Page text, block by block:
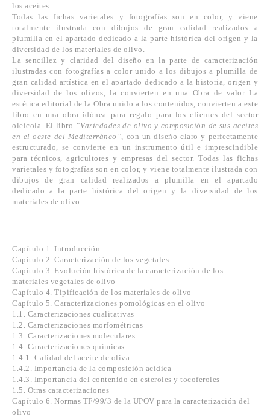
los aceites.
Todas las fichas varietales y fotografías son en color, y viene
totalmente ilustrada con dibujos de gran calidad realizados a
plumilla en el apartado dedicado a la parte histórica del origen y la
diversidad de los materiales de olivo.
La sencillez y claridad del diseño en la parte de caracterización
ilustradas con fotografías a color unido a los dibujos a plumilla de
gran calidad artística en el apartado dedicado a la historia, origen y
diversidad de los olivos, la convierten en una Obra de valor La
estética editorial de la Obra unido a los contenidos, convierten a este
libro en una obra idónea para regalo para los clientes del sector
oleícola. El libro “Variedades de olivo y composición de sus aceites
en el oeste del Mediterráneo” , con un diseño claro y perfectamente
estructurado, se convierte en un instrumento útil e imprescindible
para técnicos, agricultores y empresas del sector. Todas las fichas
varietales y fotografías son en color, y viene totalmente ilustrada con
dibujos de gran calidad realizados a plumilla en el apartado
dedicado a la parte histórica del origen y la diversidad de los
materiales de olivo.
Capítulo 1. Introducción
Capítulo 2. Caracterización de los vegetales
Capítulo 3. Evolución histórica de la caracterización de los
materiales vegetales de olivo
Capítulo 4. Tipificación de los materiales de olivo
Capítulo 5. Caracterizaciones pomológicas en el olivo
1.1. Caracterizaciones cualitativas
1.2. Caracterizaciones morfométricas
1.3. Caracterizaciones moleculares
1.4. Caracterizaciones químicas
1.4.1. Calidad del aceite de oliva
1.4.2. Importancia de la composición acídica
1.4.3. Importancia del contenido en esteroles y tocoferoles
1.5. Otras caracterizaciones
Capítulo 6. Normas TF/99/3 de la UPOV para la caracterización del
olivo